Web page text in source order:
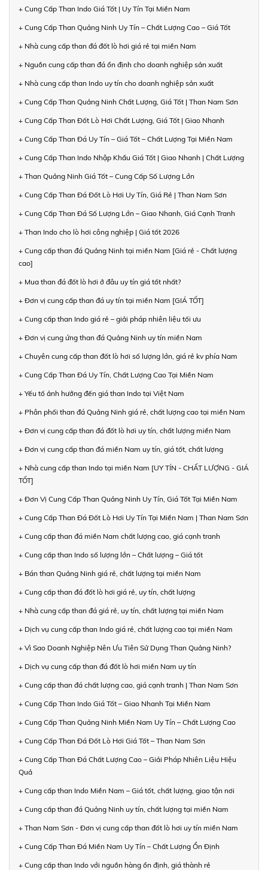
+ Cung Cấp Than Indo Giá Tốt | Uy Tín Tại Miền Nam
+ Cung Cấp Than Quảng Ninh Uy Tín – Chất Lượng Cao – Giá Tốt
+ Nhà cung cấp than đá đốt lò hơi giá rẻ tại miền Nam
+ Nguồn cung cấp than đá ổn định cho doanh nghiệp sản xuất
+ Nhà cung cấp than Indo uy tín cho doanh nghiệp sản xuất
+ Cung Cấp Than Quảng Ninh Chất Lượng, Giá Tốt | Than Nam Sơn
+ Cung Cấp Than Đốt Lò Hơi Chất Lượng, Giá Tốt | Giao Nhanh
+ Cung Cấp Than Đá Uy Tín – Giá Tốt – Chất Lượng Tại Miền Nam
+ Cung Cấp Than Indo Nhập Khẩu Giá Tốt | Giao Nhanh | Chất Lượng
+ Than Quảng Ninh Giá Tốt – Cung Cấp Số Lượng Lớn
+ Cung Cấp Than Đá Đốt Lò Hơi Uy Tín, Giá Rẻ | Than Nam Sơn
+ Cung Cấp Than Đá Số Lượng Lớn – Giao Nhanh, Giá Cạnh Tranh
+ Than Indo cho lò hơi công nghiệp | Giá tốt 2026
+ Cung cấp than đá Quảng Ninh tại miền Nam [Giá rẻ - Chất lượng
cao]
+ Mua than đá đốt lò hơi ở đâu uy tín giá tốt nhất?
+ Đơn vị cung cấp than đá uy tín tại miền Nam [GIÁ TỐT]
+ Cung cấp than Indo giá rẻ – giải pháp nhiên liệu tối ưu
+ Đơn vị cung ứng than đá Quảng Ninh uy tín miền Nam
+ Chuyên cung cấp than đốt lò hơi số lượng lớn, giá rẻ kv phía Nam
+ Cung Cấp Than Đá Uy Tín, Chất Lượng Cao Tại Miền Nam
+ Yếu tố ảnh hưởng đến giá than Indo tại Việt Nam
+ Phân phối than đá Quảng Ninh giá rẻ, chất lượng cao tại miền Nam
+ Đơn vị cung cấp than đá đốt lò hơi uy tín, chất lượng miền Nam
+ Đơn vị cung cấp than đá miền Nam uy tín, giá tốt, chất lượng
+ Nhà cung cấp than Indo tại miền Nam [UY TÍN - CHẤT LƯỢNG - GIÁ
TỐT]
+ Đơn Vị Cung Cấp Than Quảng Ninh Uy Tín, Giá Tốt Tại Miền Nam
+ Cung Cấp Than Đá Đốt Lò Hơi Uy Tín Tại Miền Nam | Than Nam Sơn
+ Cung cấp than đá miền Nam chất lượng cao, giá cạnh tranh
+ Cung cấp than Indo số lượng lớn – Chất lượng – Giá tốt
+ Bán than Quảng Ninh giá rẻ, chất lượng tại miền Nam
+ Cung cấp than đá đốt lò hơi giá rẻ, uy tín, chất lượng
+ Nhà cung cấp than đá giá rẻ, uy tín, chất lượng tại miền Nam
+ Dịch vụ cung cấp than Indo giá rẻ, chất lượng cao tại miền Nam
+ Vì Sao Doanh Nghiệp Nên Ưu Tiên Sử Dụng Than Quảng Ninh?
+ Dịch vụ cung cấp than đá đốt lò hơi miền Nam uy tín
+ Cung cấp than đá chất lượng cao, giá cạnh tranh | Than Nam Sơn
+ Cung Cấp Than Indo Giá Tốt – Giao Nhanh Tại Miền Nam
+ Cung Cấp Than Quảng Ninh Miền Nam Uy Tín – Chất Lượng Cao
+ Cung Cấp Than Đá Đốt Lò Hơi Giá Tốt – Than Nam Sơn
+ Cung Cấp Than Đá Chất Lượng Cao – Giải Pháp Nhiên Liệu Hiệu
Quả
+ Cung cấp than Indo Miền Nam – Giá tốt, chất lượng, giao tận nơi
+ Cung cấp than đá Quảng Ninh uy tín, chất lượng tại miền Nam
+ Than Nam Sơn - Đơn vị cung cấp than đốt lò hơi uy tín miền Nam
+ Cung Cấp Than Đá Miền Nam Uy Tín – Chất Lượng Ổn Định
+ Cung cấp than Indo với nguồn hàng ổn định, giá thành rẻ